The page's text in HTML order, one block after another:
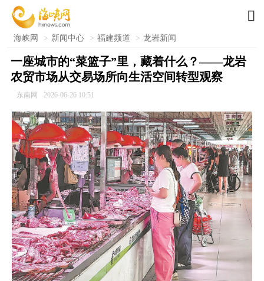

海峡网 > 新闻中心 > 福建频道 > 龙岩新闻
一座城市的“菜篮子”里，藏着什么？——龙岩
农贸市场从交易场所向生活空间转型观察
东南网 2026-06-26 10:51